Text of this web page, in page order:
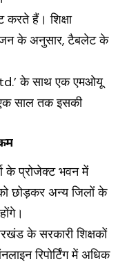
हैं। शिक्षा
के अनुसार, टैबलेट के
के साथ एक एमओयू
साल तक इसकी
के प्रोजेक्ट भवन में
छोड़कर अन्य जिलों के
के सरकारी शिक्षकों
रिपोर्टिंग में अधिक